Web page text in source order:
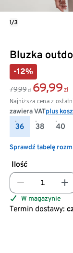
Bluzka
-12%
79,99 zł 69,99 zł
Najniższa cena z
zawiera VATplus
36 38 40
Sprawdź tabelę
Ilość
W magazynie
Termin dostawy:
1/3